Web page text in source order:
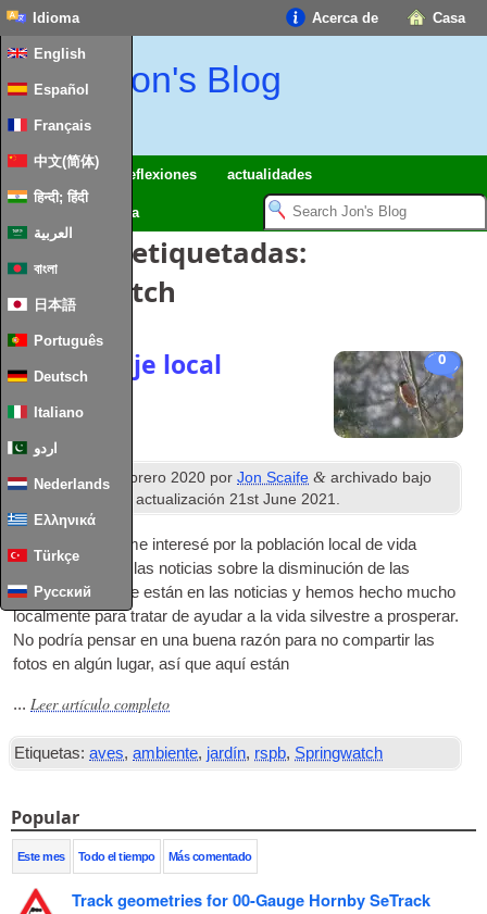
Casa
Acerca de
Idioma
English
Español
Français
中文(简体)
हिन्दी; हिंदी
العربية
বাংলা
日本語
Português
Deutsch
Italiano
اردو
Nederlands
Ελληνικά
Türkçe
Русский
Jon's Blog
Excursiones reflexiones actualidades
maqueta ferroviaria
Entradas etiquetadas:
Springwatch
0
Vida salvaje local
Publicado11 febrero 2020 porJon Scaife & archivado bajo
. Última actualización21st June 2021.
Recientemente me interesé por la población local de vida
silvestre, ya que las noticias sobre la disminución de las
especies siempre están en las noticias y hemos hecho mucho
localmente para tratar de ayudar a la vida silvestre a prosperar.
No podría pensar en una buena razón para no compartir las
fotos en algún lugar, así que aquí están
... Leer artículo completo
Etiquetas: aves,ambiente, jardín, rspb, Springwatch
Popular
Este mes Todo el tiempo Más comentado
Track geometries for 00-Gauge Hornby SeTrack